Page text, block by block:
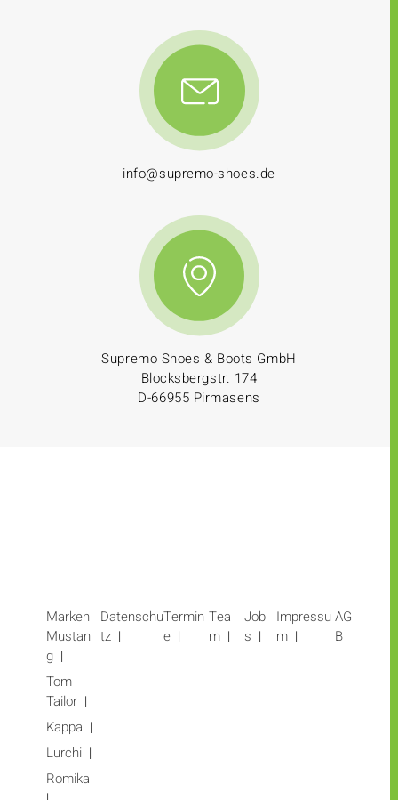
info@supremo-shoes.de
Supremo Shoes & Boots GmbH
Blocksbergstr. 174
D-66955 Pirmasens
Marken
Mustan
g
Tom
Tailor
Kappa
Lurchi
Romika
Datenschu
tz
Termin
e
Tea
m
Job
s
Impressu
m
AG
B